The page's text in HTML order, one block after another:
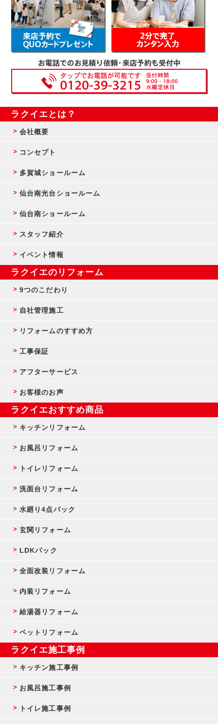
ラクイエとは？
会社概要
コンセプト
多賀城ショールーム
仙台南光台ショールーム
仙台南ショールーム
スタッフ紹介
イベント情報
ラクイエのリフォーム
9つのこだわり
自社管理施工
リフォームのすすめ方
工事保証
アフターサービス
お客様のお声
ラクイエおすすめ商品
キッチンリフォーム
お風呂リフォーム
トイレリフォーム
洗面台リフォーム
水廻り4点パック
玄関リフォーム
LDKパック
全面改装リフォーム
内装リフォーム
給湯器リフォーム
ペットリフォーム
ラクイエ施工事例
キッチン施工事例
お風呂施工事例
トイレ施工事例